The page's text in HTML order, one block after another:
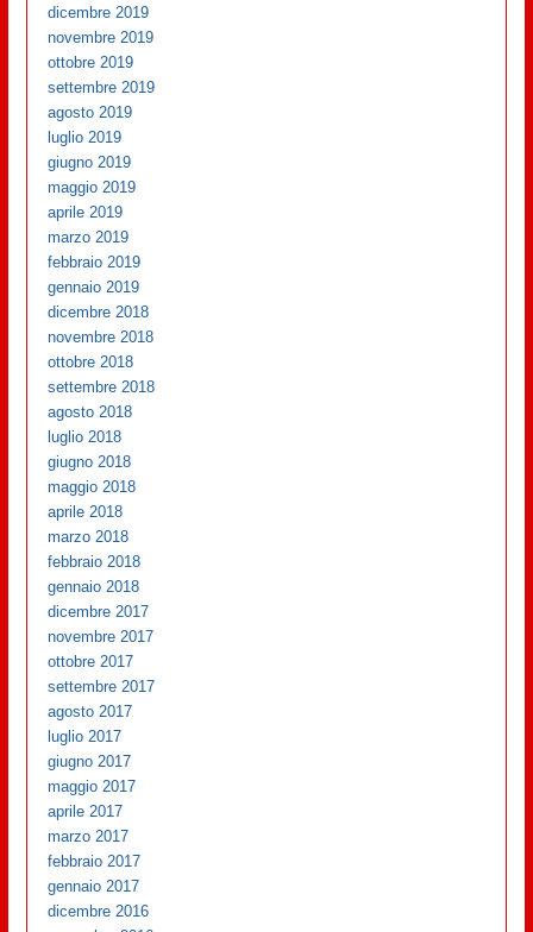
dicembre 2019
novembre 2019
ottobre 2019
settembre 2019
agosto 2019
luglio 2019
giugno 2019
maggio 2019
aprile 2019
marzo 2019
febbraio 2019
gennaio 2019
dicembre 2018
novembre 2018
ottobre 2018
settembre 2018
agosto 2018
luglio 2018
giugno 2018
maggio 2018
aprile 2018
marzo 2018
febbraio 2018
gennaio 2018
dicembre 2017
novembre 2017
ottobre 2017
settembre 2017
agosto 2017
luglio 2017
giugno 2017
maggio 2017
aprile 2017
marzo 2017
febbraio 2017
gennaio 2017
dicembre 2016